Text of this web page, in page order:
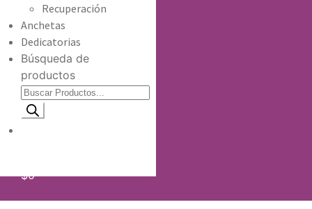
Recuperación
Anchetas
Dedicatorias
Búsqueda de
productos
$0